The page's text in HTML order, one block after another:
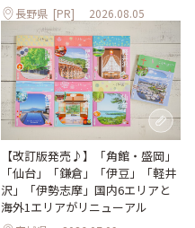
長野県 [PR] 2026.08.05
【改訂版発売♪】「角館・盛岡」
「仙台」「鎌倉」「伊豆」「軽井
沢」「伊勢志摩」国内6エリアと
海外1エリアがリニューアル